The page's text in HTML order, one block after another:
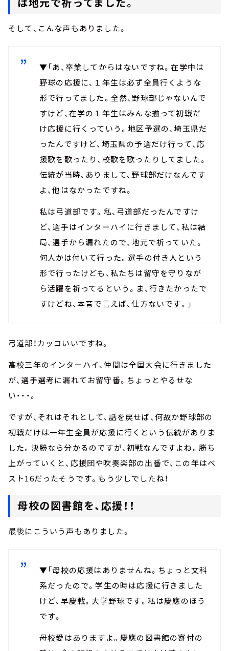
そして、こんな声もありました。
▼「あ、卒業してからはないですね。在学中は
野球の応援に、１年生は必ず全員行くような
形で行ってました。全然、野球部じゃないんで
すけど、在学の１年生はみんな揃って初戦だ
け応援に行くっていう。地区予選の、埼玉県だ
ったんですけど、埼玉県の予選だけ行って、応
援歌を歌ったり、校歌を歌ったりしてました。
伝統が当時、ありまして、野球部だけなんです
よ、他はなかったですね。
私は弓道部です。私、弓道部だったんですけ
ど、選手はインターハイに行きまして、私は結
局、選手から漏れたので、地元で祈っていた。
何人かは付いて行った。選手の付き人という
形で行ったけども、私たちは留守を守りなが
ら活躍を祈ってるという。ま、行きたかったで
すけどね、本音で言えば、仕方ないです。」
弓道部！カッコいいですね。
高校三年のインターハイ、仲間は全国大会に行きました
が、選手選考に漏れてお留守番。ちょっとやるせな
い・・・。
ですが、それはそれとして、話を戻せば、何故か野球部の
初戦だけは一年生全員が応援に行くという伝統がありま
した。決勝なら分かるのですが、初戦なんですよね。勝ち
上がっていくと、応援団や吹奏楽部の出番で、この年はベ
スト16だったそうです。もう少しでしたね！
母校の図書館を、応援！！
最後にこういう声もありました。
▼「母校の応援はありませんね。ちょっと文科
系だったので。学生の時は応援に行きました
けど、早慶戦。大学野球です。私は慶應のほう
です。
母校愛はありますよ。慶應の図書館の寄付の